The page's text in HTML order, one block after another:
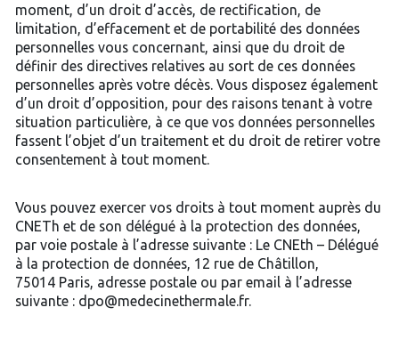
moment, d’un droit d’accès, de rectification, de
limitation, d’effacement et de portabilité des données
personnelles vous concernant, ainsi que du droit de
définir des directives relatives au sort de ces données
personnelles après votre décès. Vous disposez également
d’un droit d’opposition, pour des raisons tenant à votre
situation particulière, à ce que vos données personnelles
fassent l’objet d’un traitement et du droit de retirer votre
consentement à tout moment.
Vous pouvez exercer vos droits à tout moment auprès du
CNETh et de son délégué à la protection des données,
par voie postale à l’adresse suivante : Le CNEth – Délégué
à la protection de données, 12 rue de Châtillon,
75014 Paris, adresse postale ou par email à l’adresse
suivante : dpo@medecinethermale.fr.